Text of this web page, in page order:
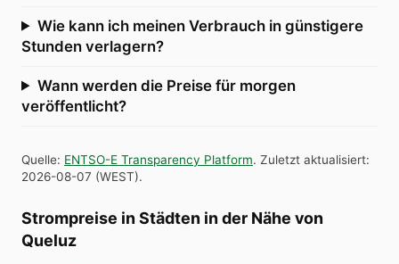
Wie kann ich meinen Verbrauch in günstigere
Stunden verlagern?
Wann werden die Preise für morgen
veröffentlicht?
Quelle: ENTSO-E Transparency Platform. Zuletzt aktualisiert:
2026-08-07 (WEST).
Strompreise in Städten in der Nähe von
Queluz